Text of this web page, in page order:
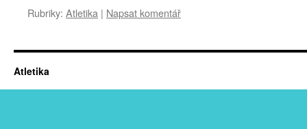
Rubriky: Atletika | Napsat komentář
Atletika